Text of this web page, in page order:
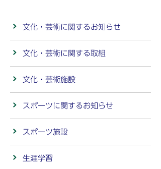
文化・芸術に関するお知らせ
文化・芸術に関する取組
文化・芸術施設
スポーツに関するお知らせ
スポーツ施設
生涯学習